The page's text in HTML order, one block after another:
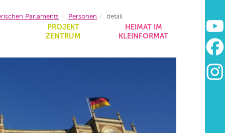
PROJEKT
ZENTRUM
HEIMAT IM
KLEINFORMAT
Parlaments Personen detail